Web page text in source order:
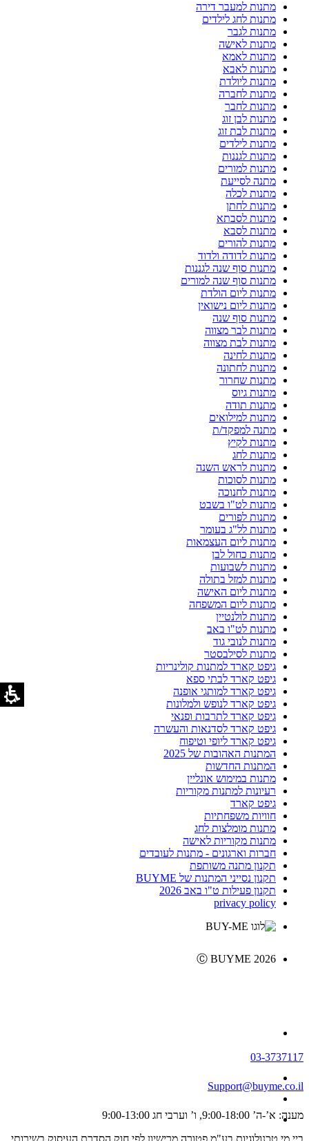
מתנות למעבר דירה
מתנות לחג לילדים
מתנות לגבר
מתנות לאישה
מתנות לאמא
מתנות לאבא
מתנות ליולדת
מתנות לחברה
מתנות לחבר
מתנות לבן זוג
מתנות לבת זוג
מתנות לילדים
מתנות לגננות
מתנות למורים
מתנה לסייעת
מתנות לכלה
מתנות לחתן
מתנות לסבתא
מתנות לסבא
מתנות להורים
מתנות לדודה ולדוד
מתנות סוף שנה לגננות
מתנות סוף שנה למורים
מתנות ליום הולדת
מתנות ליום נישואין
מתנות סוף שנה
מתנות לבר מצווה
מתנות לבת מצווה
מתנות לחינה
מתנות לחתונה
מתנות שחרור
מתנות גיוס
מתנות תודה
מתנות למילואים
מתנה למפקד/ת
מתנות לקיץ
מתנות לחג
מתנות לראש השנה
מתנות לסוכות
מתנות לחנוכה
מתנות לט"ו בשבט
מתנות לפורים
מתנות לל"ג בעומר
מתנות ליום העצמאות
מתנות כחול לבן
מתנות לשבועות
מתנות למזל בתולה
מתנות ליום האישה
מתנות ליום המשפחה
מתנות לולנטיין
מתנות לט"ו באב
מתנות לנובי גוד
מתנות לסילבסטר
גיפט קארד למתנות קולינריות
גיפט קארד לבתי ספא
גיפט קארד למותגי אופנה
גיפט קארד לנופש ולמלונות
גיפט קארד לתרבות ופנאי
גיפט קארד לסדנאות והעשרה
גיפט קארד ליופי וטיפוח
המתנות האהובות של 2025
המתנות החדשות
מתנות במימוש אונליין
רעיונות למתנות מקוריות
גיפט קארד
חוויות משפחתיות
מתנות מומלצות לחג
מתנות מקוריות לאישה
חברות וארגונים - מתנות לעובדים
תקנון מתנה משותפת
תקנון נסייני המתנות של BUYME
תקנון פעילות ט"ו באב 2026
privacy policy
Ⓒ BUYME 2026
03-3737117
Support@buyme.co.il
מענה: א’-ה’ 9:00-18:00, ו’ וערבי חג 9:00-13:00